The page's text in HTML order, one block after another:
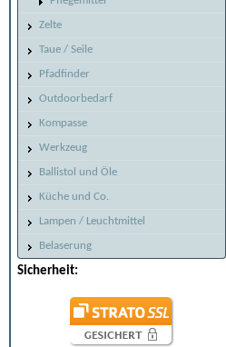
Zelte
Taue / Seile
Pfadfinder
Outdoorbedarf
Kompasse
Werkzeug
Ballistol und Öle
Küche und Co.
Lampen / Leuchtmittel
Belaserung
Sicherheit: